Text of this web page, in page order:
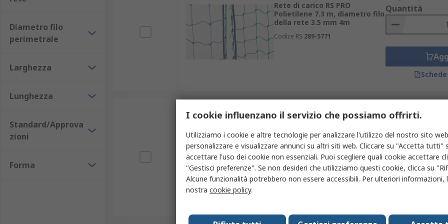
Diametro filo
perimetrale
Larghezza
Lunghezza
Standard/Approva
zioni
Forma
Rete di carico RS PRO
Polietilene 7.3 m, diametro filo
della rete 3.5 mm 4m
Codice RS 289-5771
Quantità
In magazzino
Rete di carico RS PRO
Polietilene 7.3 m, diametro filo
della rete 3.5 mm 3.6m
Codice RS 289-5765
Prezzo per 1 unità
381,17 €
Quantità
I cookie influenzano il servizio che possiamo offrirti.
Utilizziamo i cookie e altre tecnologie per analizzare l'utilizzo del nostro sito
personalizzare e visualizzare annunci su altri siti web. Cliccare su "Accetta tutti"
accettare l'uso dei cookie non essenziali. Puoi scegliere quali cookie accettare
"Gestisci preferenze". Se non desideri che utilizziamo questi cookie, clicca su
Alcune funzionalità potrebbero non essere accessibili. Per ulteriori informazioni,
nostra cookie policy.